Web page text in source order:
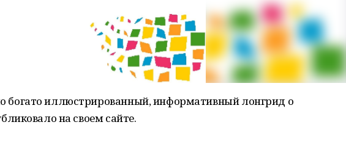
богато иллюстрированный, информативный лонгрид о
на своем сайте.